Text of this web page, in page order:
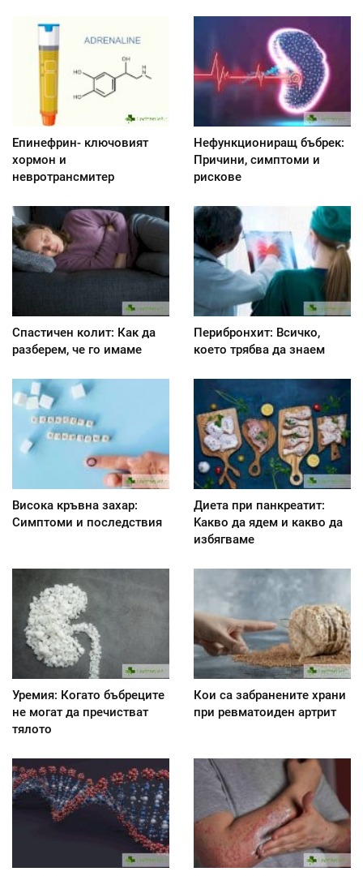
Епинефрин- ключовият
хормон и
невротрансмитер
Нефункциониращ бъбрек:
Причини, симптоми и
рискове
Спастичен колит: Как да
разберем, че го имаме
Перибронхит: Всичко,
което трябва да знаем
Висока кръвна захар:
Симптоми и последствия
Диета при панкреатит:
Kакво да ядем и какво да
избягваме
Уремия: Когато бъбреците
не могат да пречистват
тялото
Кои са забранените храни
при ревматоиден артрит